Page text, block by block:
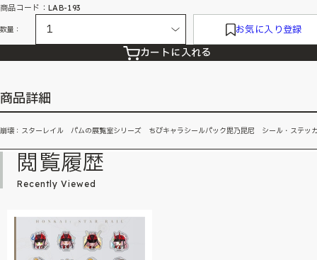
商品コード：LAB-193
数量： お気に入り登録
カートに入れる
商品詳細
崩壊：スターレイル パムの展覧室シリーズ ちびキャラシールパック毘乃昆尼 シール・ステッ
閲覧履歴
Recently Viewed